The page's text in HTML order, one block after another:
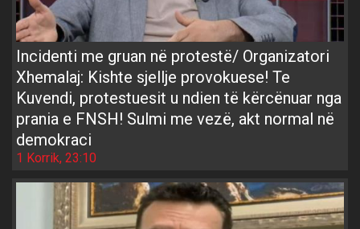
Incidenti me gruan në protestë/ Organizatori
Xhemalaj: Kishte sjellje provokuese! Te
Kuvendi, protestuesit u ndien të kërcënuar nga
prania e FNSH! Sulmi me vezë, akt normal në
demokraci
1 Korrik, 23:10